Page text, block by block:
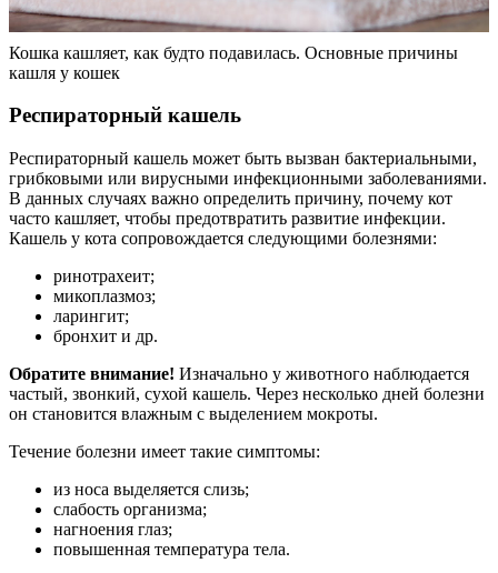
Кошка кашляет, как будто подавилась. Основные причины
кашля у кошек
Респираторный кашель
Респираторный кашель может быть вызван бактериальными,
грибковыми или вирусными инфекционными заболеваниями.
В данных случаях важно определить причину, почему кот
часто кашляет, чтобы предотвратить развитие инфекции.
Кашель у кота сопровождается следующими болезнями:
ринотрахеит;
микоплазмоз;
ларингит;
бронхит и др.
Обратите внимание! Изначально у животного наблюдается
частый, звонкий, сухой кашель. Через несколько дней болезни
он становится влажным с выделением мокроты.
Течение болезни имеет такие симптомы:
из носа выделяется слизь;
слабость организма;
нагноения глаз;
повышенная температура тела.